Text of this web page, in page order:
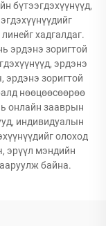
бүтээгдэхүүнүүд,
хадгалдаг.
эрдэнэ зоригтой
эрдэнэ
эрдэнэ зоригтой
нөөцөөсөөрөө
онлайн зааврын
индивидуалын
олоход
эрүүл мэндийн
байна.